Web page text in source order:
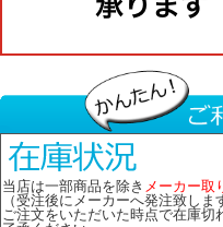
当店は一部商品を除き メーカー取
（受注後にメーカーへ発注致しま
ご注文をいただいた時点で在庫